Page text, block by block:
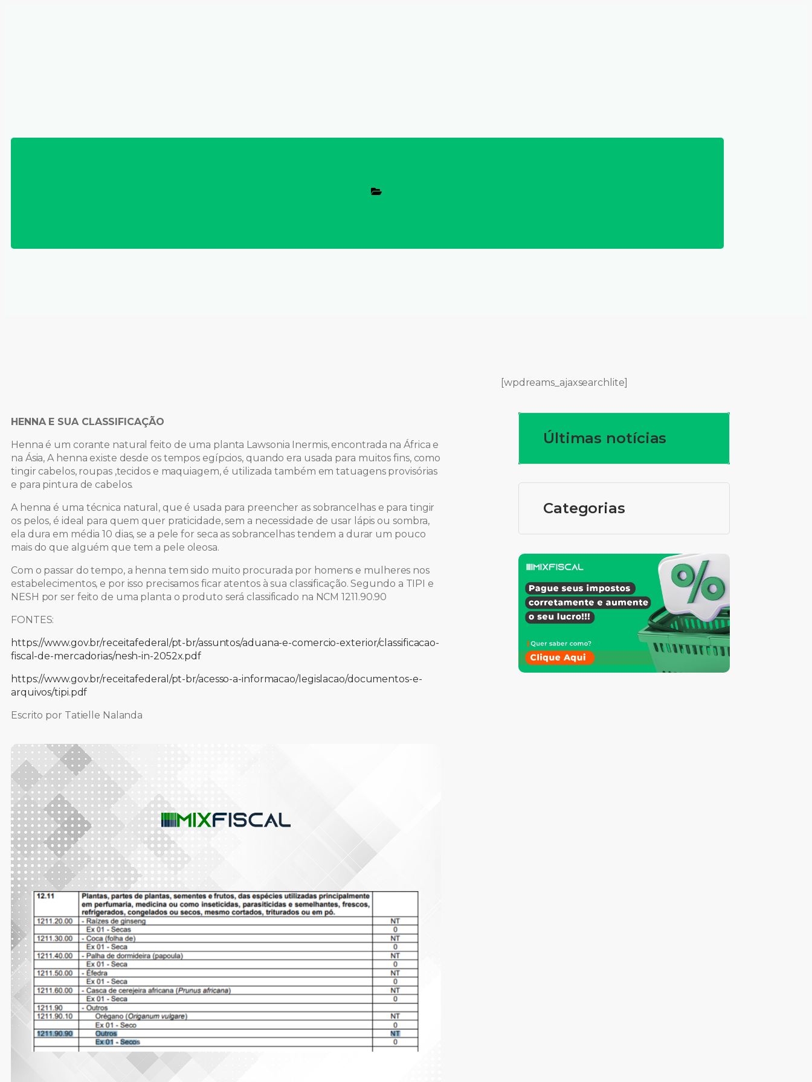
HENNA E SUA CLASSIFICAÇÃO
Henna é um corante natural feito de uma planta Lawsonia Inermis, encontrada na África e
na Ásia, A henna existe desde os tempos egípcios, quando era usada para muitos fins, como
tingir cabelos, roupas ,tecidos e maquiagem, é utilizada também em tatuagens provisórias
e para pintura de cabelos.
A henna é uma técnica natural, que é usada para preencher as sobrancelhas e para tingir
os pelos, é ideal para quem quer praticidade, sem a necessidade de usar lápis ou sombra,
ela dura em média 10 dias, se a pele for seca as sobrancelhas tendem a durar um pouco
mais do que alguém que tem a pele oleosa.
Com o passar do tempo, a henna tem sido muito procurada por homens e mulheres nos
estabelecimentos, e por isso precisamos ficar atentos à sua classificação. Segundo a TIPI e
NESH por ser feito de uma planta o produto será classificado na NCM 1211.90.90
FONTES:
https://www.gov.br/receitafederal/pt-br/assuntos/aduana-e-comercio-exterior/classificacao-
fiscal-de-mercadorias/nesh-in-2052x.pdf
https://www.gov.br/receitafederal/pt-br/acesso-a-informacao/legislacao/documentos-e-
arquivos/tipi.pdf
Escrito por Tatielle Nalanda
Últimas notícias
Categorias
[wpdreams_ajaxsearchlite]